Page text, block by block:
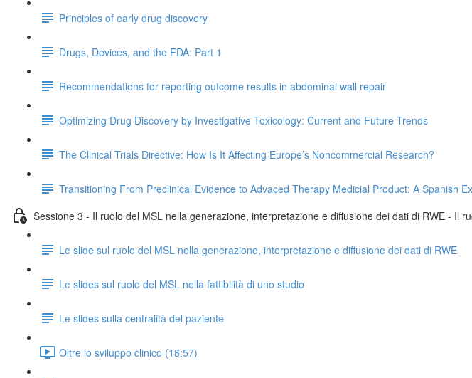
Principles of early drug discovery
Drugs, Devices, and the FDA: Part 1
Recommendations for reporting outcome results in abdominal wall repair
Optimizing Drug Discovery by Investigative Toxicology: Current and Future Trends
The Clinical Trials Directive: How Is It Affecting Europe’s Noncommercial Research?
Transitioning From Preclinical Evidence to Advaced Therapy Medicial Product: A Spanish
Sessione 3 - Il ruolo del MSL nella generazione, interpretazione e diffusione dei dati di RWE - Il
Le slide sul ruolo del MSL nella generazione, interpretazione e diffusione dei dati di RWE
Le slides sul ruolo del MSL nella fattibilità di uno studio
Le slides sulla centralità del paziente
Oltre lo sviluppo clinico (18:57)